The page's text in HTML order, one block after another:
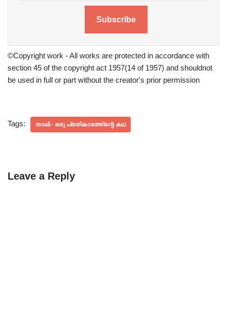
Subscribe
©Copyright work - All works are protected in accordance with
section 45 of the copyright act 1957(14 of 1957) and shouldnot
be used in full or part without the creator's prior permission
Tags: താലി - ഒരു പ്രതികാരത്തിന്റെ കഥ
Leave a Reply